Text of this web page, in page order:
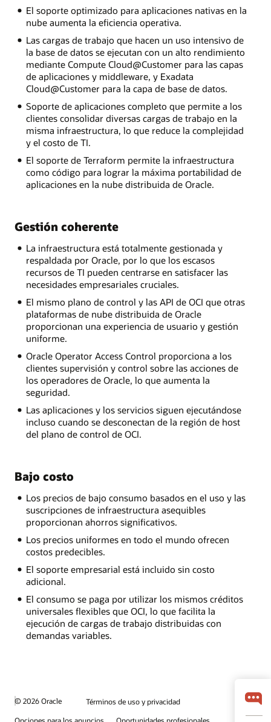
El soporte optimizado para aplicaciones nativas en la
nube aumenta la eficiencia operativa.
Las cargas de trabajo que hacen un uso intensivo de
la base de datos se ejecutan con un alto rendimiento
mediante Compute Cloud@Customer para las capas
de aplicaciones y middleware, y Exadata
Cloud@Customer para la capa de base de datos.
Soporte de aplicaciones completo que permite a los
clientes consolidar diversas cargas de trabajo en la
misma infraestructura, lo que reduce la complejidad
y el costo de TI.
El soporte de Terraform permite la infraestructura
como código para lograr la máxima portabilidad de
aplicaciones en la nube distribuida de Oracle.
Gestión coherente
La infraestructura está totalmente gestionada y
respaldada por Oracle, por lo que los escasos
recursos de TI pueden centrarse en satisfacer las
necesidades empresariales cruciales.
El mismo plano de control y las API de OCI que otras
plataformas de nube distribuida de Oracle
proporcionan una experiencia de usuario y gestión
uniforme.
Oracle Operator Access Control proporciona a los
clientes supervisión y control sobre las acciones de
los operadores de Oracle, lo que aumenta la
seguridad.
Las aplicaciones y los servicios siguen ejecutándose
incluso cuando se desconectan de la región de host
del plano de control de OCI.
Bajo costo
Los precios de bajo consumo basados en el uso y las
suscripciones de infraestructura asequibles
proporcionan ahorros significativos.
Los precios uniformes en todo el mundo ofrecen
costos predecibles.
El soporte empresarial está incluido sin costo
adicional.
El consumo se paga por utilizar los mismos créditos
universales flexibles que OCI, lo que facilita la
ejecución de cargas de trabajo distribuidas con
demandas variables.
© 2026 Oracle
Términos de uso y privacidad
Opciones para los anuncios
Oportunidades profesionales